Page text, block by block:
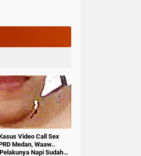
Cegah Masalah di Masa Depan, Menteri Nusron Ajak Pemda Percepat Sertipikasi Tanah Rumah Ibadah di NTT
Video Call Sex
Medan, Waaw..
Napi Sudah